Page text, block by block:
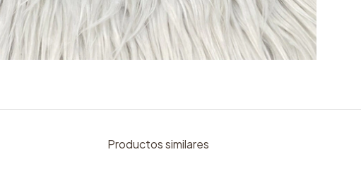
Productos similares